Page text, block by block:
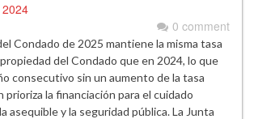
0 comment
Condado de 2025 mantiene la misma tasa
del Condado que en 2024, lo que
consecutivo sin un aumento de la tasa
prioriza la financiación para el cuidado
asequible y la seguridad pública. La Junta